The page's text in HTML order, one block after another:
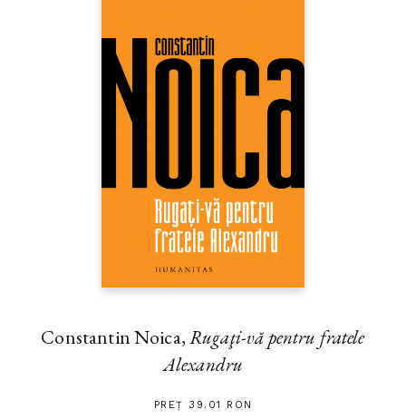
Constantin Noica,Rugaţi-vă pentru fratele
Alexandru
PREȚ 39.01 RON